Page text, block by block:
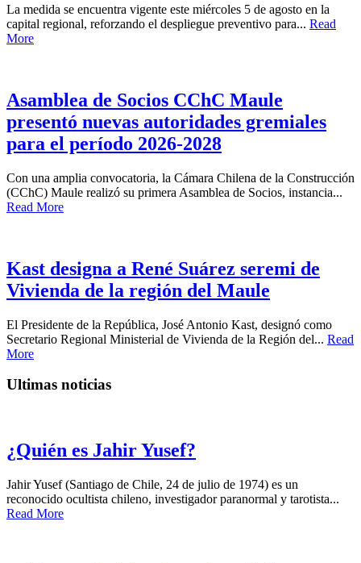
La medida se encuentra vigente este miércoles 5 de agosto en la
capital regional, reforzando el despliegue preventivo para... Read
More
Asamblea de Socios CChC Maule
presentó nuevas autoridades gremiales
para el período 2026-2028
Con una amplia convocatoria, la Cámara Chilena de la Construcción
(CChC) Maule realizó su primera Asamblea de Socios, instancia...
Read More
Kast designa a René Suárez seremi de
Vivienda de la región del Maule
El Presidente de la República, José Antonio Kast, designó como
Secretario Regional Ministerial de Vivienda de la Región del... Read
More
Ultimas noticias
¿Quién es Jahir Yusef?
Jahir Yusef (Santiago de Chile, 24 de julio de 1974) es un
reconocido ocultista chileno, investigador paranormal y tarotista...
Read More